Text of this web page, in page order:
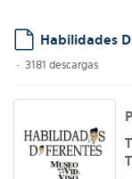
default
Habilidades
3181 descargas